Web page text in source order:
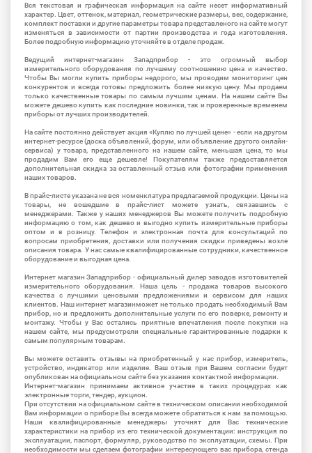
Вся текстовая и графическая информация на сайте несет информативный
характер. Цвет, оттенок, материал, геометрические размеры, вес, содержание,
комплект поставки и другие параметры товара представленого на сайте могут
изменяться в зависимости от партии производства и года изготовления.
Более подробную информацию уточняйте в отделе продаж.
Ведущий интернет-магазин Западприбор - это огромный выбор
измерительного оборудования по лучшему соотношению цена и качество.
Чтобы Вы могли купить приборы недорого, мы проводим мониторинг цен
конкурентов и всегда готовы предложить более низкую цену. Мы продаем
только качественные товары по самым лучшим ценам. На нашем сайте Вы
можете дешево купить как последние новинки, так и проверенные временем
приборы от лучших производителей.
На сайте постоянно действует акция «Куплю по лучшей цене» - если на другом
интернет-ресурсе (доска объявлений, форум, или объявление другого онлайн-
сервиса) у товара, представленного на нашем сайте, меньшая цена, то мы
продадим Вам его еще дешевле! Покупателям также предоставляется
дополнительная скидка за оставленный отзыв или фотографии применения
наших товаров.
В прайс-листе указана не вся номенклатура предлагаемой продукции. Цены на
товары, не вошедшие в прайс-лист можете узнать, связавшись с
менеджерами. Также у наших менеджеров Вы можете получить подробную
информацию о том, как дешево и выгодно купить измерительные приборы
оптом и в розницу. Телефон и электронная почта для консультаций по
вопросам приобретения, доставки или получения скидки приведены возле
описания товара. У нас самые квалифицированные сотрудники, качественное
оборудование и выгодная цена.
Интернет магазин Западприбор - официальный дилер заводов изготовителей
измерительного оборудования. Наша цель - продажа товаров высокого
качества с лучшими ценовыми предложениями и сервисом для наших
клиентов. Наш интернет магазинможет не только продать необходимый Вам
прибор, но и предложить дополнительные услуги по его поверке, ремонту и
монтажу. Чтобы у Вас остались приятные впечатления после покупки на
нашем сайте, мы предусмотрели специальные гарантированные подарки к
самым популярным товарам.
Вы можете оставить отзывы на приобретенный у нас прибор, измеритель,
устройство, индикатор или изделие. Ваш отзыв при Вашем согласии будет
опубликован на официальном сайте без указания контактной информации.
Интернет-магазин принимаем активное участие в таких процедурах как
электронные торги, тендер, аукцион.
При отсутствии на официальном сайте в техническом описании необходимой
Вам информации о приборе Вы всегда можете обратиться к нам за помощью.
Наши квалифицированные менеджеры уточнят для Вас технические
характеристики на прибор из его технической документации: инструкция по
эксплуатации, паспорт, формуляр, руководство по эксплуатации, схемы. При
необходимости мы сделаем фотографии интересующего вас прибора, стенда